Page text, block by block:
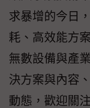
求暴增的今日
耗、高效能方
無數設備與產
決方案與內容
動態，歡迎關注